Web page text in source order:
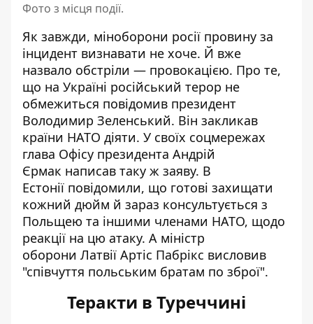
Фото з місця події.
Як завжди, міноборони росії провину за
інцидент визнавати не хоче. Й вже
назвало обстріли — провокацією. Про те,
що на Україні російський терор не
обмежиться повідомив президент
Володимир Зеленський. Він закликав
країни НАТО діяти. У своїх соцмережах
глава Офісу президента Андрій
Єрмак написав таку ж заяву. В
Естонії повідомили, що готові захищати
кожний дюйм й зараз консультується з
Польщею та іншими членами НАТО, щодо
реакції на цю атаку. А міністр
оборони Латвії Артіс Пабрікс висловив
"співчуття польським братам по зброї".
Теракти в Туреччині